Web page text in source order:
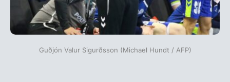
Guðjón Valur Sigurðsson (Michael Hundt / AFP)